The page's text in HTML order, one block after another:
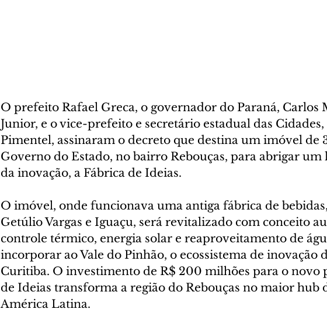
O prefeito Rafael Greca, o governador do Paraná, Carlos
Junior, e o vice-prefeito e secretário estadual das
Pimentel, assinaram o decreto que destina um imóvel de
Governo do Estado, no bairro Rebouças, para abrigar
da inovação, a Fábrica de Ideias.
O imóvel, onde funcionava uma antiga fábrica de
Getúlio Vargas e Iguaçu, será revitalizado com conceito
controle térmico, energia solar e reaproveitamento de
incorporar ao Vale do Pinhão, o ecossistema de inovação
Curitiba. O investimento de R$ 200 milhões para o novo
de Ideias transforma a região do Rebouças no maior hub
América Latina.